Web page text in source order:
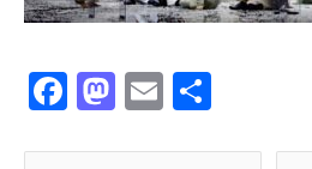
Facebook
Mastodon
Email